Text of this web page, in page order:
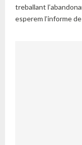
treballant
esperem l’informe